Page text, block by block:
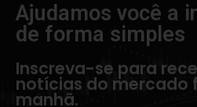
Ajudamos você a
de forma simples​
Inscreva-se para
notícias do mercado
manhã.